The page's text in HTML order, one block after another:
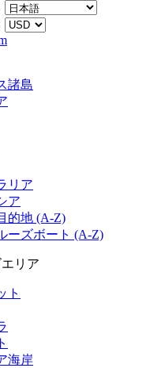
諸島
リア
ア
的地 (A-Z)
ーズボート (A-Z)
リア
ト
海岸